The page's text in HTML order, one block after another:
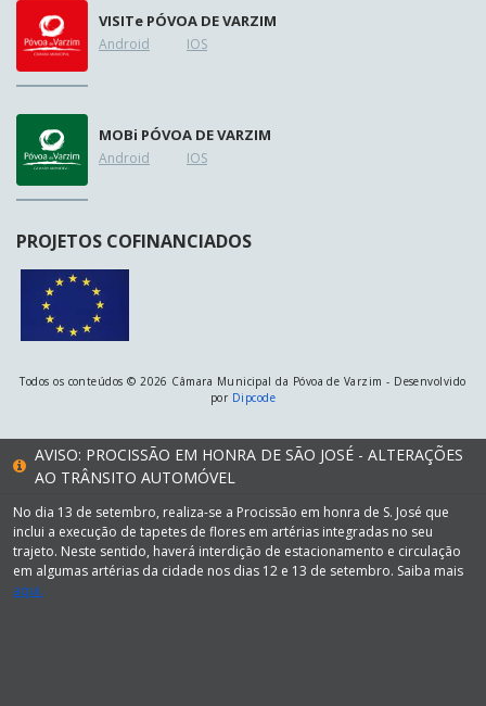
VISITe PÓVOA DE VARZIM
Android IOS
MOBi PÓVOA DE VARZIM
Android IOS
PROJETOS COFINANCIADOS
Todos os conteúdos © 2026 Câmara Municipal da Póvoa de Varzim - Desenvolvido
por Dipcode
AVISO: PROCISSÃO EM HONRA DE SÃO JOSÉ - ALTERAÇÕES
AO TRÂNSITO AUTOMÓVEL
No dia 13 de setembro, realiza-se a Procissão em honra de S. José que
inclui a execução de tapetes de flores em artérias integradas no seu
trajeto. Neste sentido, haverá interdição de estacionamento e circulação
em algumas artérias da cidade nos dias 12 e 13 de setembro. Saiba mais
aqui.